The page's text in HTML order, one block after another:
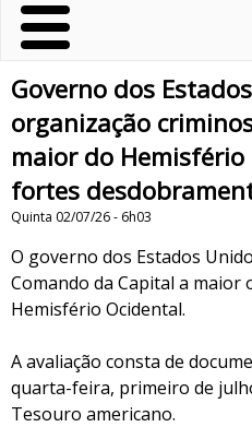
Governo dos
organização
maior do
fortes
Quinta 02/07/26 - 6h03
O governo dos Estados
Comando da Capital a maior
Hemisfério Ocidental.
A avaliação consta de
quarta-feira, primeiro de
Tesouro americano.